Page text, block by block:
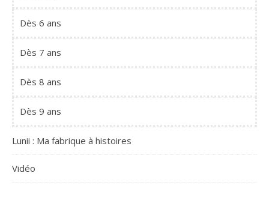
Dès 6 ans
Dès 7 ans
Dès 8 ans
Dès 9 ans
Lunii : Ma fabrique à histoires
Vidéo